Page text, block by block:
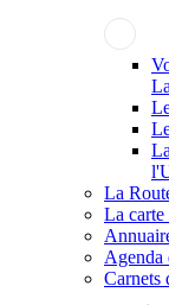
La
La carte
Agenda
Carnets